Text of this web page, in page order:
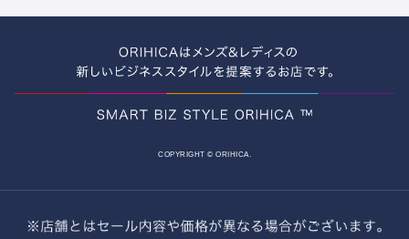
COPYRIGHT © ORIHICA.